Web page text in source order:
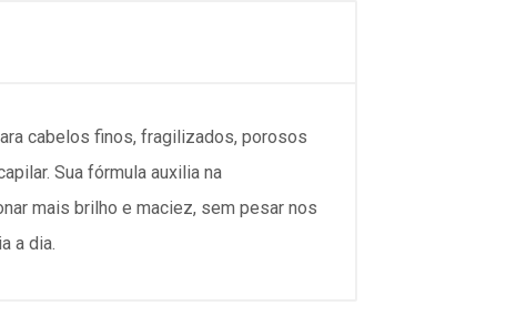
cabelos finos, fragilizados, porosos
Sua fórmula auxilia na
mais brilho e maciez, sem pesar nos
a dia.